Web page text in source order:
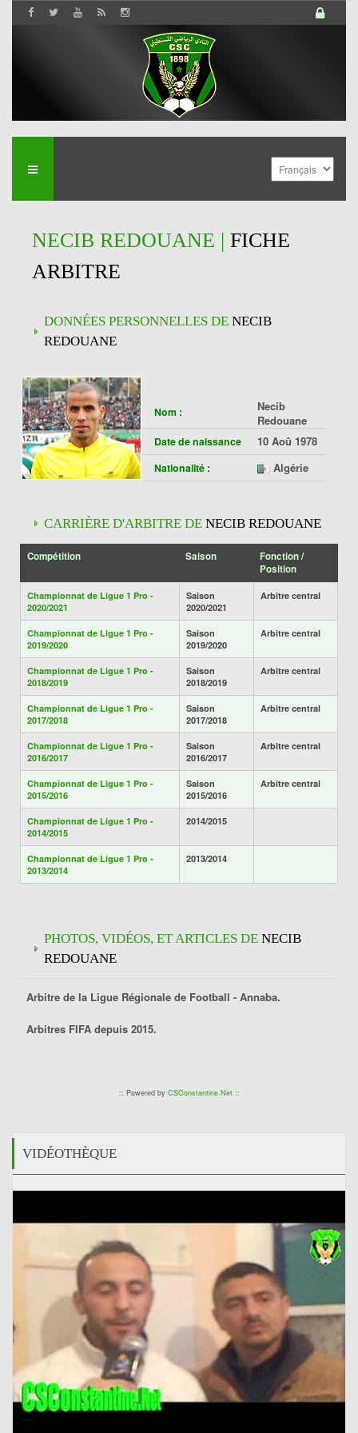
NECIB REDOUANE | FICHE
ARBITRE
DONNÉES PERSONNELLES DE NECIB
REDOUANE
Nom :
Necib
Redouane
Date de naissance 10 Aoû 1978
Nationalité : Algérie
CARRIÈRE D'ARBITRE DE NECIB REDOUANE
Compétition Saison
Fonction /
Position
Championnat de Ligue 1 Pro -
2020/2021
Saison
2020/2021
Arbitre central
Championnat de Ligue 1 Pro -
2019/2020
Saison
2019/2020
Arbitre central
Championnat de Ligue 1 Pro -
2018/2019
Saison
2018/2019
Arbitre central
Championnat de Ligue 1 Pro -
2017/2018
Saison
2017/2018
Arbitre central
Championnat de Ligue 1 Pro -
2016/2017
Saison
2016/2017
Arbitre central
Championnat de Ligue 1 Pro -
2015/2016
Saison
2015/2016
Arbitre central
Championnat de Ligue 1 Pro -
2014/2015
2014/2015
Championnat de Ligue 1 Pro -
2013/2014
2013/2014
PHOTOS, VIDÉOS, ET ARTICLES DE NECIB
REDOUANE
Arbitre de la Ligue Régionale de Football - Annaba.
Arbitres FIFA depuis 2015.
:: Powered by CSConstantine.Net::
VIDÉOTHÈQUE